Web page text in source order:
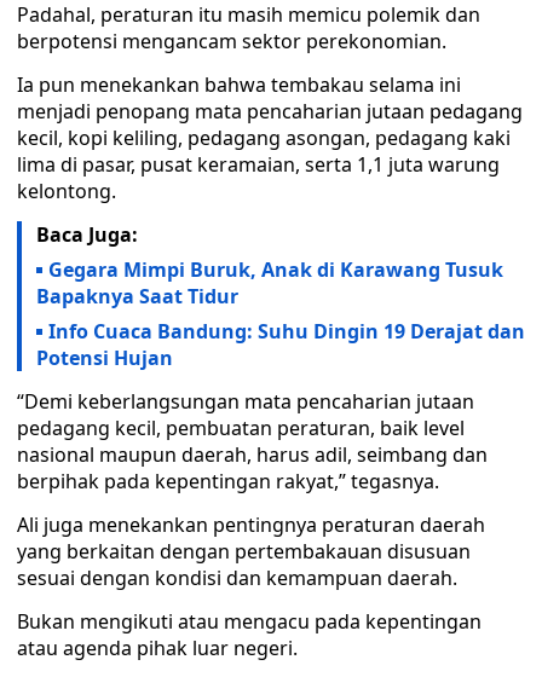
Padahal, peraturan itu masih memicu polemik dan
berpotensi mengancam sektor perekonomian.
Ia pun menekankan bahwa tembakau selama ini
menjadi penopang mata pencaharian jutaan pedagang
kecil, kopi keliling, pedagang asongan, pedagang kaki
lima di pasar, pusat keramaian, serta 1,1 juta warung
kelontong.
Baca Juga:
Gegara Mimpi Buruk, Anak di Karawang Tusuk
Bapaknya Saat Tidur
Info Cuaca Bandung: Suhu Dingin 19 Derajat dan
Potensi Hujan
“Demi keberlangsungan mata pencaharian jutaan
pedagang kecil, pembuatan peraturan, baik level
nasional maupun daerah, harus adil, seimbang dan
berpihak pada kepentingan rakyat,” tegasnya.
Ali juga menekankan pentingnya peraturan daerah
yang berkaitan dengan pertembakauan disusuan
sesuai dengan kondisi dan kemampuan daerah.
Bukan mengikuti atau mengacu pada kepentingan
atau agenda pihak luar negeri.